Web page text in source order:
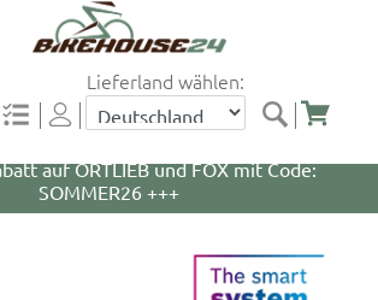
Lieferland wählen:
auf WOOM Bikes und Zubehör mit
auf ORTLIEB und FOX mit Code:
SOMMER26 +++